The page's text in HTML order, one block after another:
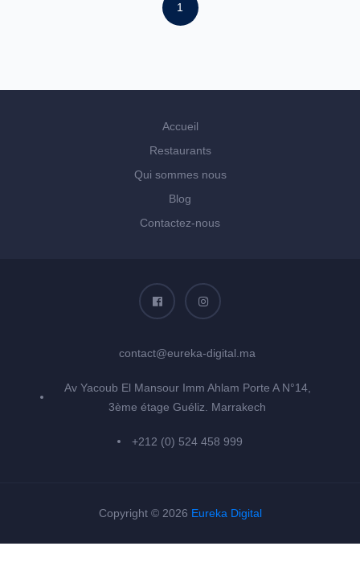
1
Accueil
Restaurants
Qui sommes nous
Blog
Contactez-nous
contact@eureka-digital.ma
Av Yacoub El Mansour Imm Ahlam Porte A N°14,
3ème étage Guéliz. Marrakech
+212 (0) 524 458 999
Copyright © 2026 Eureka Digital